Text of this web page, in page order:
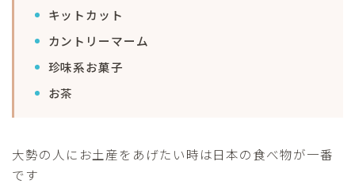
キットカット
カントリーマーム
珍味系お菓子
お茶
大勢の人にお土産をあげたい時は日本の食べ物が一番
です